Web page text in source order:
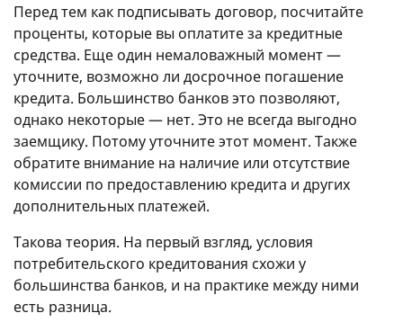
Перед тем как подписывать договор, посчитайте
проценты, которые вы оплатите за кредитные
средства. Еще один немаловажный момент —
уточните, возможно ли досрочное погашение
кредита. Большинство банков это позволяют,
однако некоторые — нет. Это не всегда выгодно
заемщику. Потому уточните этот момент. Также
обратите внимание на наличие или отсутствие
комиссии по предоставлению кредита и других
дополнительных платежей.
Такова теория. На первый взгляд, условия
потребительского кредитования схожи у
большинства банков, и на практике между ними
есть разница.